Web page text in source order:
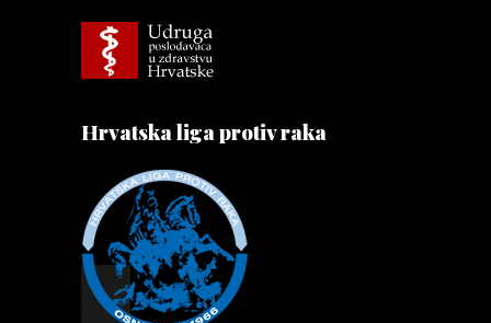
Hrvatska liga protiv raka